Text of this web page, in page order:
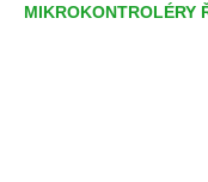
MIKROKONTROLÉRY